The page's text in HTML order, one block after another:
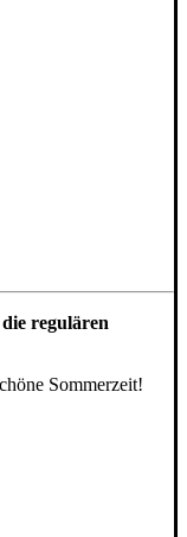
regulären
Sommerzeit!